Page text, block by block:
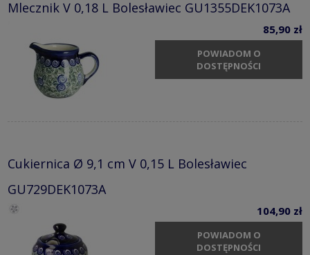
Mlecznik V 0,18 L Bolesławiec GU1355DEK1073A
85,90 zł
POWIADOM O
DOSTĘPNOŚCI
Cukiernica Ø 9,1 cm V 0,15 L Bolesławiec
GU729DEK1073A
104,90 zł
POWIADOM O
DOSTĘPNOŚCI